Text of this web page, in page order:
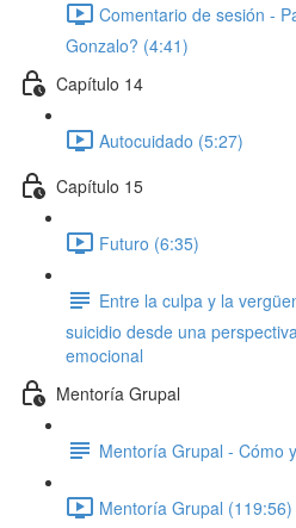
Comentario de sesión -
Gonzalo? (4:41)
Capítulo 14
Autocuidado (5:27)
Capítulo 15
Futuro (6:35)
Entre la culpa y la
suicidio desde una
emocional
Mentoría Grupal
Mentoría Grupal - Cómo
Mentoría Grupal (119:56)